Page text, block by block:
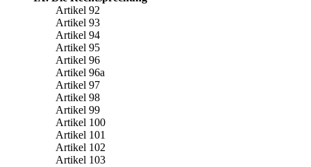
Artikel 92
Artikel 93
Artikel 94
Artikel 95
Artikel 96
Artikel 96a
Artikel 97
Artikel 98
Artikel 99
Artikel 100
Artikel 101
Artikel 102
Artikel 103